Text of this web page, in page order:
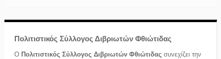
Πολιτιστικός Σύλλογος Διβριωτών Φθιώτιδας
Ο Πολιτιστικός Σύλλογος Διβριωτών Φθιώτιδας συνεχίζει την